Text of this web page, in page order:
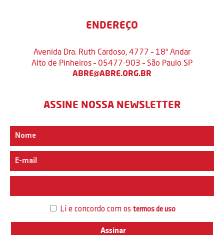
ENDEREÇO
Avenida Dra. Ruth Cardoso, 4777 – 18º Andar
Alto de Pinheiros – 05477-903 – São Paulo SP
ABRE@ABRE.ORG.BR
ASSINE NOSSA NEWSLETTER
Li e concordo com os termos de uso